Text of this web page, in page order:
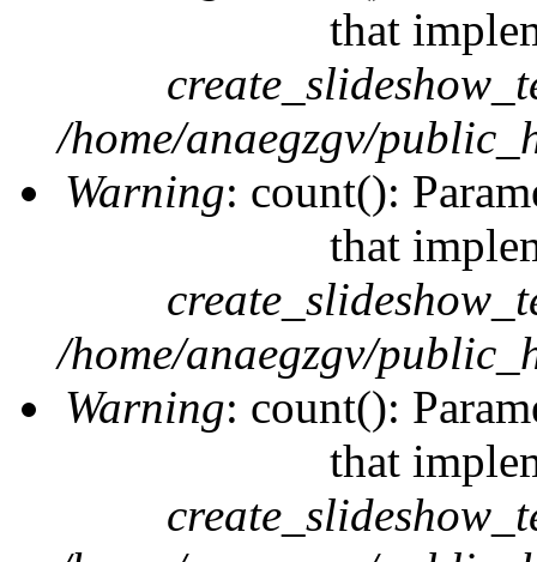
that
/home/anaegzgv/
Warning: count():
that
/home/anaegzgv/
Warning: count():
that